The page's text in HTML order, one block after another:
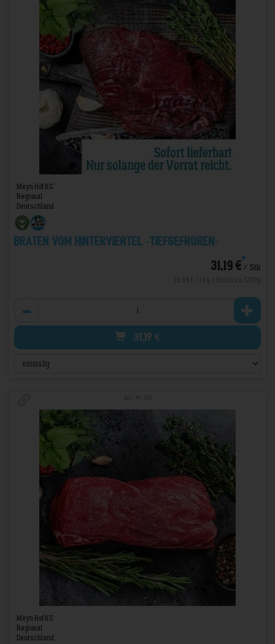
Meyn Hof KG
Regional
Deutschland
Braten vom Hinterviertel -TIEFGEFROREN-
31,19 €*/ Stk
31,19 €
Meyn Hof KG
Regional
Deutschland